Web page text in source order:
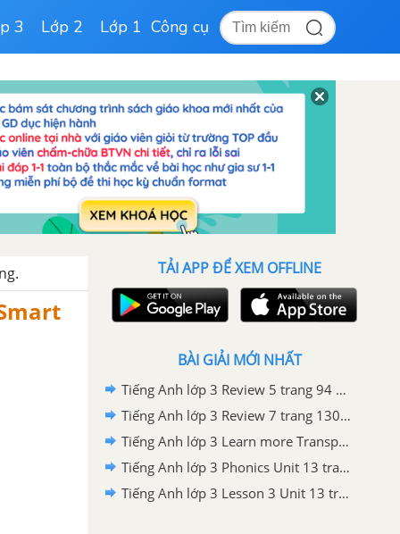
3 Lớp 2 Lớp 1 Công cụ
TẢI APP ĐỂ XEM OFFLINE
BÀI GIẢI MỚI NHẤT
Tiếng Anh lớp 3 Review 5 trang 94 Phonics Smart
Tiếng Anh lớp 3 Review 7 trang 130 Phonics Smart
Tiếng Anh lớp 3 Learn more Transport around the world Unit 13 trang 129 Phonics Smart
Tiếng Anh lớp 3 Phonics Unit 13 trang 128 Phonics Smart
Tiếng Anh lớp 3 Lesson 3 Unit 13 trang 126 Phonics Smart